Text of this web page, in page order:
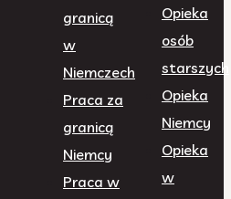
granicą
w
Niemczech
Praca za
granicą
Niemcy
Praca w
Opieka
osób
starszych
Opieka
Niemcy
Opieka
w